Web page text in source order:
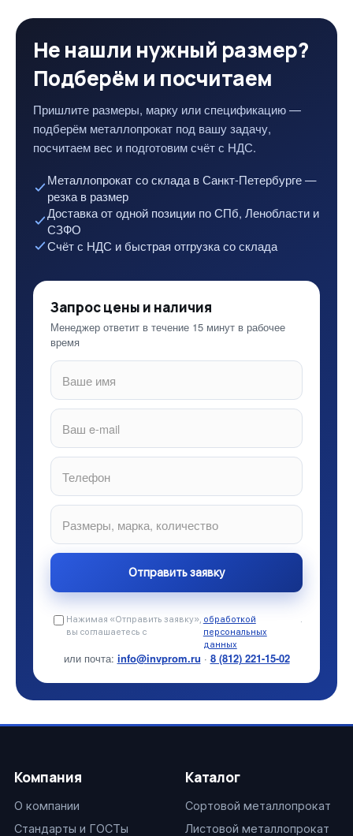
Не нашли нужный размер?
Подберём и посчитаем
Пришлите размеры, марку или спецификацию —
подберём металлопрокат под вашу задачу,
посчитаем вес и подготовим счёт с НДС.
Металлопрокат со склада в Санкт-Петербурге —
резка в размер
Доставка от одной позиции по СПб, Ленобласти и
СЗФО
Счёт с НДС и быстрая отгрузка со склада
Запрос цены и наличия
Менеджер ответит в течение 15 минут в рабочее
время
Нажимая «Отправить заявку»,
вы соглашаетесь с
обработкой
персональных
данных
.
или почта: info@invprom.ru · 8 (812) 221-15-02
Компания
О компании
Стандарты и ГОСТы
Каталог
Сортовой металлопрокат
Листовой металлопрокат